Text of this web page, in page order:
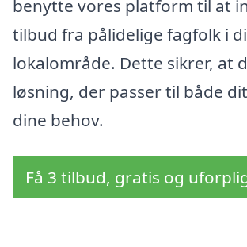
benytte vores platform til at
tilbud fra pålidelige fagfolk i
lokalområde. Dette sikrer, at
løsning, der passer til både
dine behov.
Få 3 tilbud, gratis og